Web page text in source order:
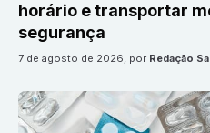
horário e transportar
segurança
7 de agosto de 2026, por Redação